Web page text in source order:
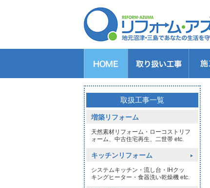
キッチンのリフォーム
バスルームのリフォーム
トイレのリフォーム
洗面所のリフォーム
給湯器交換
窓リフォーム
玄関リフォーム
1DAYリフォーム
外壁・屋根塗装
取扱工事一覧
増築リフォーム
天然素材リフォーム・ローコストリフ
ォーム、中古住宅再生、二世帯 etc.
キッチンリフォーム
システムキッチン・流し台・IHクッ
キングヒーター・食器洗い乾燥機 etc.